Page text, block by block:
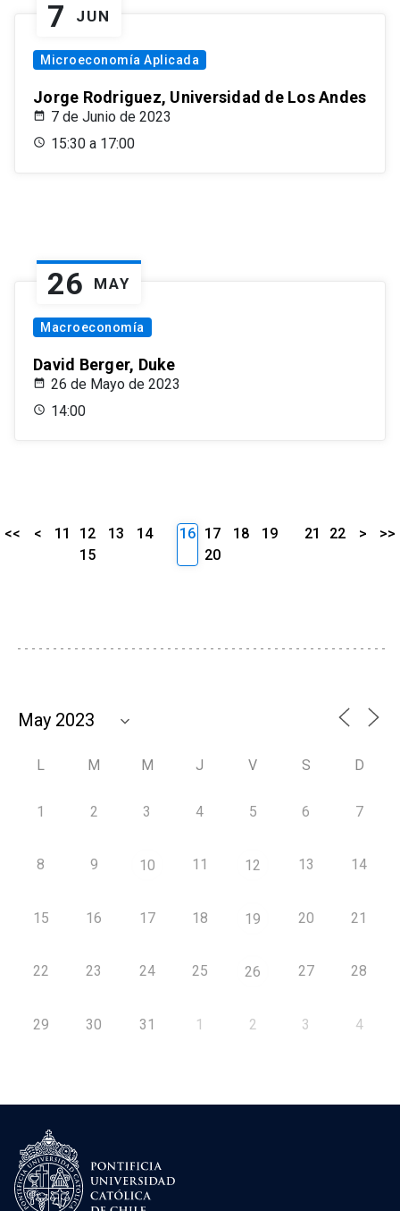
7 JUN
Microeconomía Aplicada
Jorge Rodriguez, Universidad de Los Andes
7 de Junio de 2023
15:30 a 17:00
26 MAY
Macroeconomía
David Berger, Duke
26 de Mayo de 2023
14:00
<< < 11 12 13
14
15
16 17 18
19
20
21 22 > >>
L M M J V S D
1 2 3 4 5 6 7
8 9 10 11 12 13 14
15 16 17 18 19 20 21
22 23 24 25 26 27 28
29 30 31 1 2 3 4